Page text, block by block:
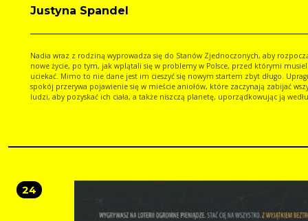
Justyna Spandel
Nadia wraz z rodziną wyprowadza się do Stanów Zjednoczonych, aby
nowe życie, po tym, jak wplątali się w problemy w Polsce, przed którymi
uciekać. Mimo to nie dane jest im cieszyć się nowym startem zbyt długo.
spokój przerywa pojawienie się w mieście aniołów, które zaczynają zabijać
ludzi, aby pozyskać ich ciała, a także niszczą planetę, uporządkowując ją
które stąpiły na Ziemię są gorsze od ludzi? Arkadia to powieść nie tylko o apokalipsie,
24